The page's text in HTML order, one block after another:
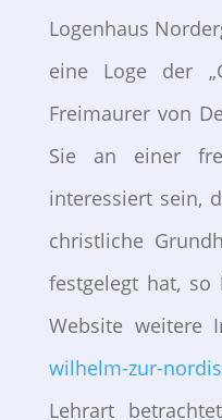
Logenhaus
eine Loge der
Freimaurer von
Sie an einer
interessiert sein,
christliche
festgelegt hat, so
Website weitere
wilhelm-zur-
Lehrart